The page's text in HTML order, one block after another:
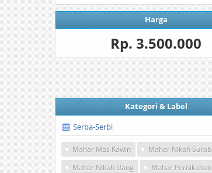
Harga
Rp. 3.500.000
Kategori & Label
Serba-Serbi
Mahar Mas Kawin
Mahar Nikah Uang
Mahar Pernikahan